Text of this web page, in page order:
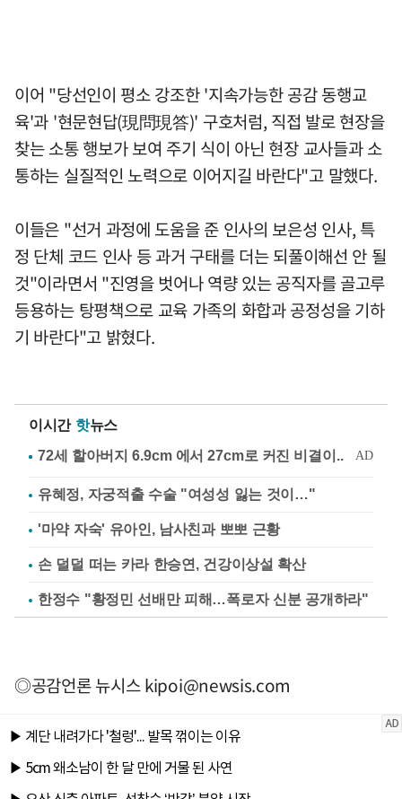
이어 "당선인이 평소 강조한 '지속가능한 공감 동행교
육'과 '현문현답(現問現答)' 구호처럼, 직접 발로 현장을
찾는 소통 행보가 보여 주기 식이 아닌 현장 교사들과 소
통하는 실질적인 노력으로 이어지길 바란다"고 말했다.
이들은 "선거 과정에 도움을 준 인사의 보은성 인사, 특
정 단체 코드 인사 등 과거 구태를 더는 되풀이해선 안 될
것"이라면서 "진영을 벗어나 역량 있는 공직자를 골고루
등용하는 탕평책으로 교육 가족의 화합과 공정성을 기하
기 바란다"고 밝혔다.
이시간 핫뉴스
유혜정, 자궁적출 수술 "여성성 잃는 것이…"
'마약 자숙' 유아인, 남사친과 뽀뽀 근황
손 덜덜 떠는 카라 한승연, 건강이상설 확산
한정수 "황정민 선배만 피해…폭로자 신분 공개하라"
◎공감언론 뉴시스kipoi@newsis.com